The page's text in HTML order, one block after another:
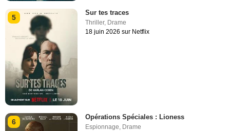
5
Sur tes traces
Thriller, Drame
18 juin 2026 sur Netflix
6
Opérations Spéciales : Lioness
Espionnage Drame